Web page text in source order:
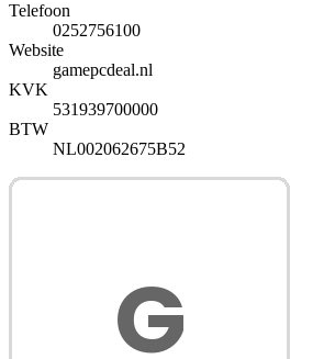
Telefoon
0252756100
Website
gamepcdeal.nl
KVK
531939700000
BTW
NL002062675B52